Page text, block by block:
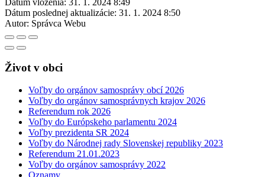
Dátum poslednej aktualizácie: 31. 1. 2024 8:50
Autor: Správca Webu
Život v obci
Voľby do orgánov samosprávy obcí 2026
Voľby do orgánov samosprávnych krajov 2026
Referendum rok 2026
Voľby do Európskeho parlamentu 2024
Voľby prezidenta SR 2024
Voľby do Národnej rady Slovenskej republiky 2023
Referendum 21.01.2023
Voľby do orgánov samosprávy 2022